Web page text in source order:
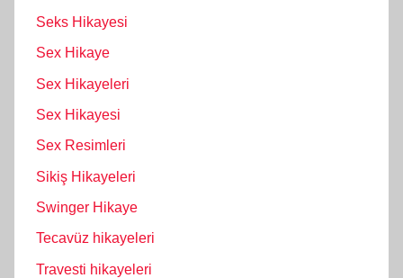
Seks Hikayesi
Sex Hikaye
Sex Hikayeleri
Sex Hikayesi
Sex Resimleri
Sikiş Hikayeleri
Swinger Hikaye
Tecavüz hikayeleri
Travesti hikayeleri